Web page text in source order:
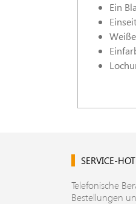
Ein
SERVICE-
Telefonische
Bestellungen